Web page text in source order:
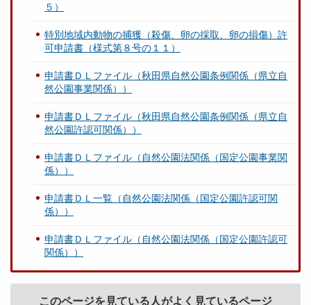
５）
特別地域内動物の捕獲（殺傷、卵の採取、卵の損傷）許
可申請書（様式第８号の１１）
申請書ＤＬファイル（秋田県自然公園条例関係（県立自
然公園事業関係））
申請書ＤＬファイル（秋田県自然公園条例関係（県立自
然公園許認可関係））
申請書ＤＬファイル（自然公園法関係（国定公園事業関
係））
申請書ＤＬ一覧（自然公園法関係（国定公園許認可関
係））
申請書ＤＬファイル（自然公園法関係（国定公園許認可
関係））
このページを見ている人がよく見ているページ